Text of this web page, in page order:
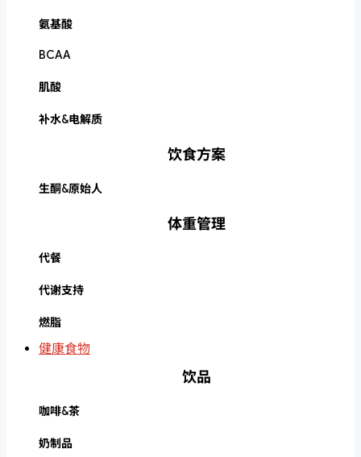
氨基酸
BCAA
肌酸
补水&电解质
饮食方案
生酮&原始人
体重管理
代餐
代谢支持
燃脂
健康食物
饮品
咖啡&茶
奶制品